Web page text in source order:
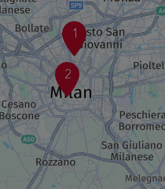
2
1